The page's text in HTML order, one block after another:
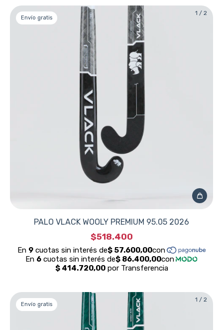
1 / 2
Envío gratis
PALO VLACK WOOLY PREMIUM 95.05 2026
$518.400
1 / 2
Envío gratis